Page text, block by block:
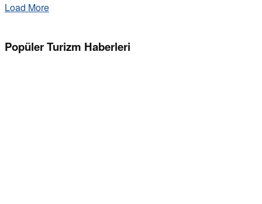
Load More
Popüler Turizm Haberleri